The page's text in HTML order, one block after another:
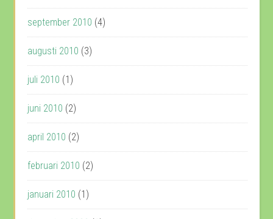
september 2010 (4)
augusti 2010 (3)
juli 2010 (1)
juni 2010 (2)
april 2010 (2)
februari 2010 (2)
januari 2010 (1)